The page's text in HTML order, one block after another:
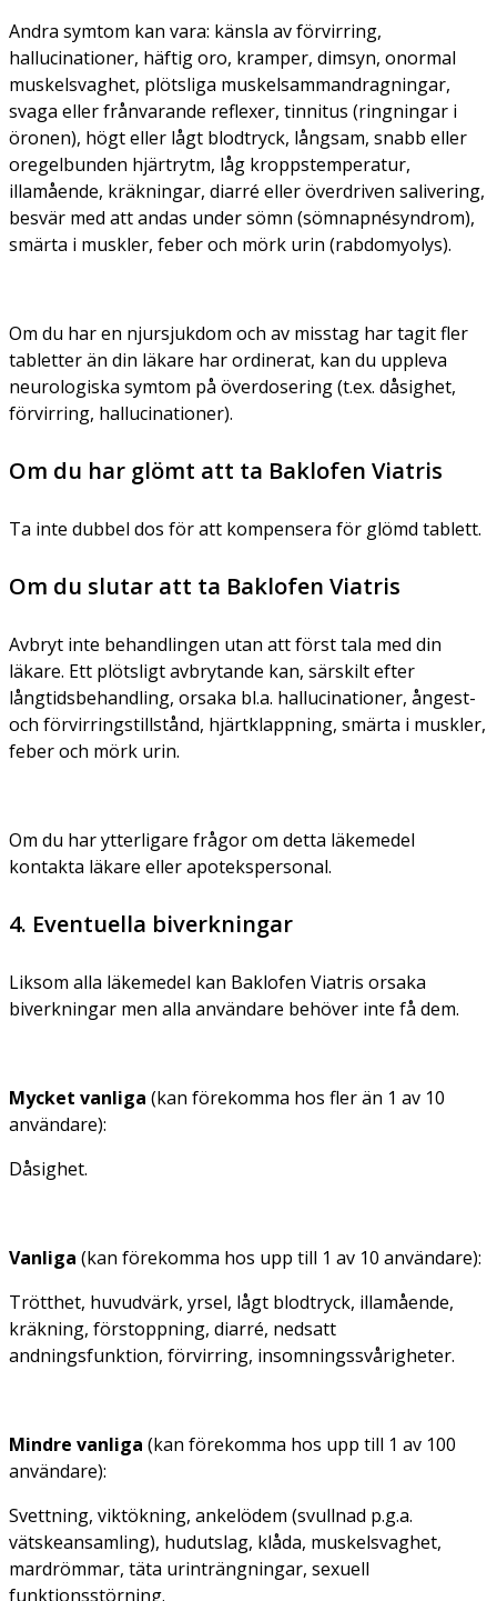
Andra symtom kan vara: känsla av förvirring,
hallucinationer, häftig oro, kramper, dimsyn, onormal
muskelsvaghet, plötsliga muskelsammandragningar,
svaga eller frånvarande reflexer, tinnitus (ringningar i
öronen), högt eller lågt blodtryck, långsam, snabb eller
oregelbunden hjärtrytm, låg kroppstemperatur,
illamående, kräkningar, diarré eller överdriven salivering,
besvär med att andas under sömn (sömnapnésyndrom),
smärta i muskler, feber och mörk urin (rabdomyolys).
Om du har en njursjukdom och av misstag har tagit fler
tabletter än din läkare har ordinerat, kan du uppleva
neurologiska symtom på överdosering (t.ex. dåsighet,
förvirring, hallucinationer).
Om du har glömt att ta Baklofen Viatris
Ta inte dubbel dos för att kompensera för glömd tablett.
Om du slutar att ta Baklofen Viatris
Avbryt inte behandlingen utan att först tala med din
läkare. Ett plötsligt avbrytande kan, särskilt efter
långtidsbehandling, orsaka bl.a. hallucinationer, ångest-
och förvirringstillstånd, hjärtklappning, smärta i muskler,
feber och mörk urin.
Om du har ytterligare frågor om detta läkemedel
kontakta läkare eller apotekspersonal.
4. Eventuella biverkningar
Liksom alla läkemedel kan Baklofen Viatris orsaka
biverkningar men alla användare behöver inte få dem.
Mycket vanliga (kan förekomma hos fler än 1 av 10
användare):
Dåsighet.
Vanliga (kan förekomma hos upp till 1 av 10 användare):
Trötthet, huvudvärk, yrsel, lågt blodtryck, illamående,
kräkning, förstoppning, diarré, nedsatt
andningsfunktion, förvirring, insomningssvårigheter.
Mindre vanliga (kan förekomma hos upp till 1 av 100
användare):
Svettning, viktökning, ankelödem (svullnad p.g.a.
vätskeansamling), hudutslag, klåda, muskelsvaghet,
mardrömmar, täta urinträngningar, sexuell
funktionsstörning.